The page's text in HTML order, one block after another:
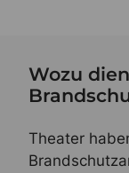
Wozu
Theater